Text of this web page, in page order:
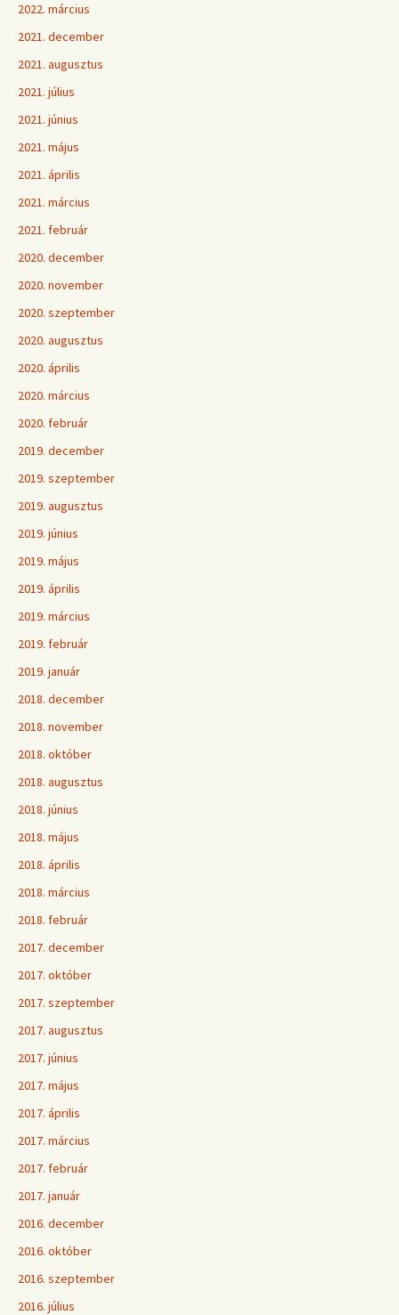
2022. március
2021. december
2021. augusztus
2021. július
2021. június
2021. május
2021. április
2021. március
2021. február
2020. december
2020. november
2020. szeptember
2020. augusztus
2020. április
2020. március
2020. február
2019. december
2019. szeptember
2019. augusztus
2019. június
2019. május
2019. április
2019. március
2019. február
2019. január
2018. december
2018. november
2018. október
2018. augusztus
2018. június
2018. május
2018. április
2018. március
2018. február
2017. december
2017. október
2017. szeptember
2017. augusztus
2017. június
2017. május
2017. április
2017. március
2017. február
2017. január
2016. december
2016. október
2016. szeptember
2016. július